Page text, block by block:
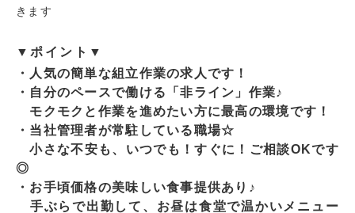
きます
▼ポイント▼
・人気の簡単な組立作業の求人です！
・自分のペースで働ける「非ライン」作業♪
モクモクと作業を進めたい方に最高の環境です！
・当社管理者が常駐している職場☆
小さな不安も、いつでも！すぐに！ご相談OKです
◎
・お手頃価格の美味しい食事提供あり♪
手ぶらで出勤して、お昼は食堂で温かいメニュー